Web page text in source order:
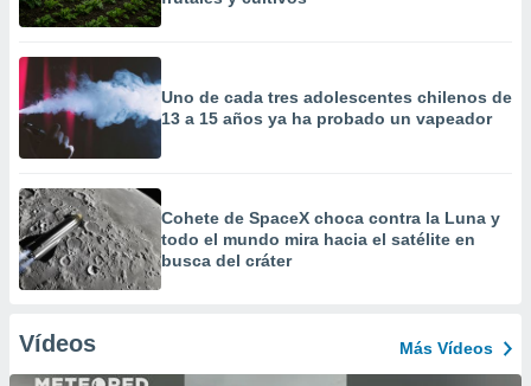
Uno de cada tres adolescentes chilenos de
13 a 15 años ya ha probado un vapeador
Cohete de SpaceX choca contra la Luna y
todo el mundo mira hacia el satélite en
busca del cráter
Vídeos Más Vídeos